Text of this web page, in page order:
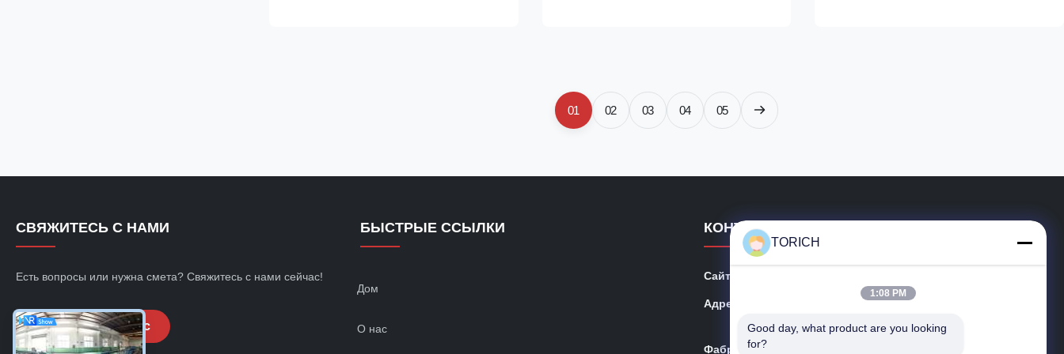
01 02 03 04 05
СВЯЖИТЕСЬ С НАМИ
Есть вопросы или нужна смета? Свяжитесь с нами сейчас!
Запросить сейчас
БЫСТРЫЕ ССЫЛКИ
Дом
О нас
КОНТАКТНЫЕ ДАННЫЕ
Сайт:
Адрес:
Квартира 1604-3, Hongan Plaza, #258 Die Yuan Roa
d, Yinzhou District, город Нинбо, Китай
Фабрика:
TORICH
1:08 PM
Good day, what product are you looking
for?